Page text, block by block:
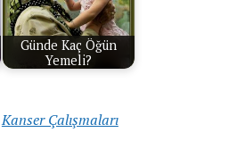
Günde Kaç Öğün
Yemeli?
Kanser Çalışmaları